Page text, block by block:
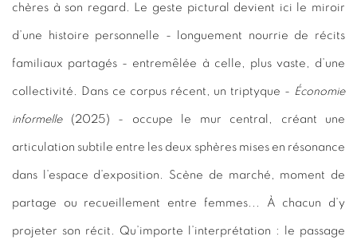
chères à son regard. Le geste pictural devient ici le miroir
d’une histoire personnelle - longuement nourrie de récits
familiaux partagés - entremêlée à celle, plus vaste, d’une
collectivité. Dans ce corpus récent, un triptyque - Économie
informelle(2025) - occupe le mur central, créant une
articulation subtile entre les deux sphères mises en résonance
dans l’espace d’exposition. Scène de marché, moment de
partage ou recueillement entre femmes... À chacun d’y
projeter son récit. Qu’importe l’interprétation : le passage